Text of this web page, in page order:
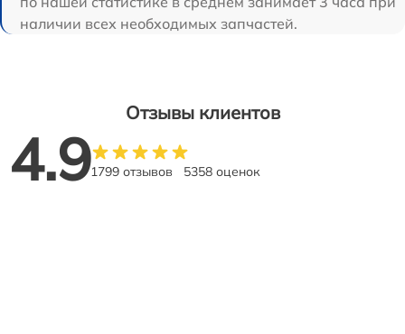
наличии всех необходимых запчастей.
Отзывы клиентов
4.91799 отзывов 5358 оценок